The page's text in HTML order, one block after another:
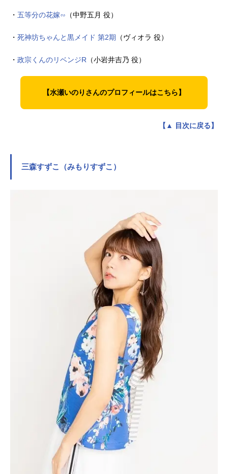
・ 五等分の花嫁∽ （中野五月 役）
・ 死神坊ちゃんと黒メイド 第2期 （ヴィオラ 役）
・ 政宗くんのリベンジR （小岩井吉乃 役）
【水瀬いのりさんのプロフィールはこちら】
【▲ 目次に戻る】
三森すずこ（みもりすずこ）